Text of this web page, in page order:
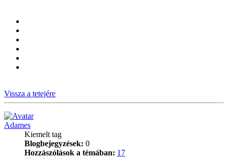
Vissza a tetejére
Adames
Kiemelt tag
Blogbejegyzések: 0
Hozzászólások a témában: 17